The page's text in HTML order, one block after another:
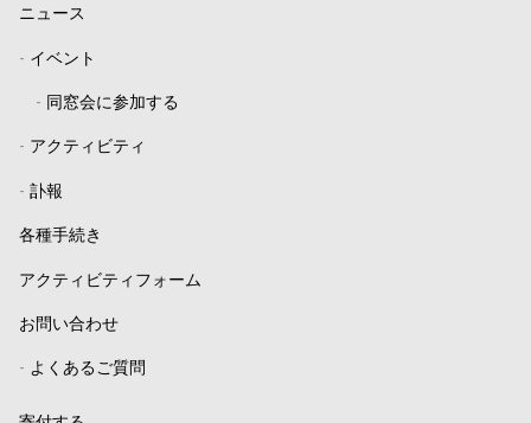
ニュース
- イベント
- 同窓会に参加する
- アクティビティ
- 訃報
各種手続き
アクティビティフォーム
お問い合わせ
- よくあるご質問